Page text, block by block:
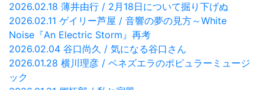
2026.02.18 薄井由行 / 2月18日について掘り下げぬ
2026.02.11 ゲイリー芦屋 / 音響の夢の見方～White
Noise『An Electric Storm』再考
2026.02.04 谷口尚久 / 気になる谷口さん
2026.01.28 横川理彦 / ベネズエラのポピュラーミュージ
ック